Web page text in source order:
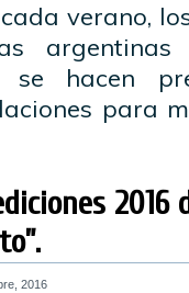
verano,
se hacen
para
2016
2016